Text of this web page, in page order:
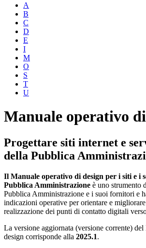
A
B
C
D
E
I
M
O
S
T
U
Manuale operativo
Progettare siti internet e
della Pubblica
Il Manuale operativo di design per i siti e i
Pubblica Amministrazione è uno strumento
Pubblica Amministrazione e i suoi fornitori e
indicazioni operative per orientare e
realizzazione dei punti di contatto digitali
La versione aggiornata (versione corrente)
design corrisponde alla 2025.1.